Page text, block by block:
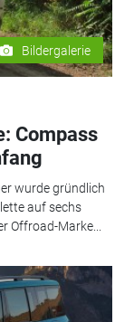
Bildergalerie
Compass
wurde gründlich
auf sechs
Offroad-Marke...